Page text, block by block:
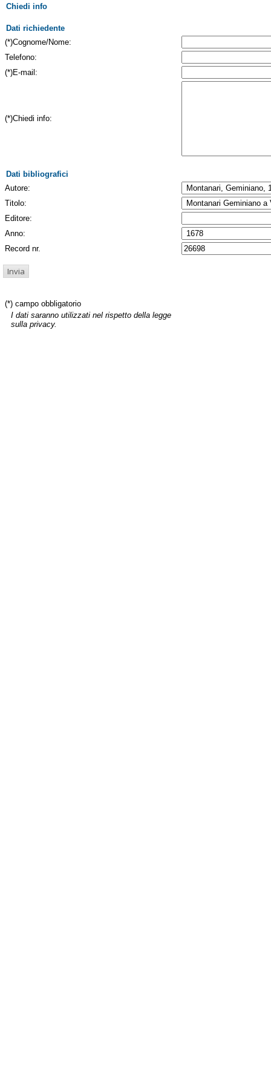
Chiedi info
Dati richiedente
(*)Cognome/Nome:
Telefono:
(*)E-mail:
(*)Chiedi info:
Dati bibliografici
Autore:
Titolo:
Editore:
Anno:
Record nr.
(*) campo obbligatorio
I dati saranno utilizzati nel rispetto della legge
sulla privacy.